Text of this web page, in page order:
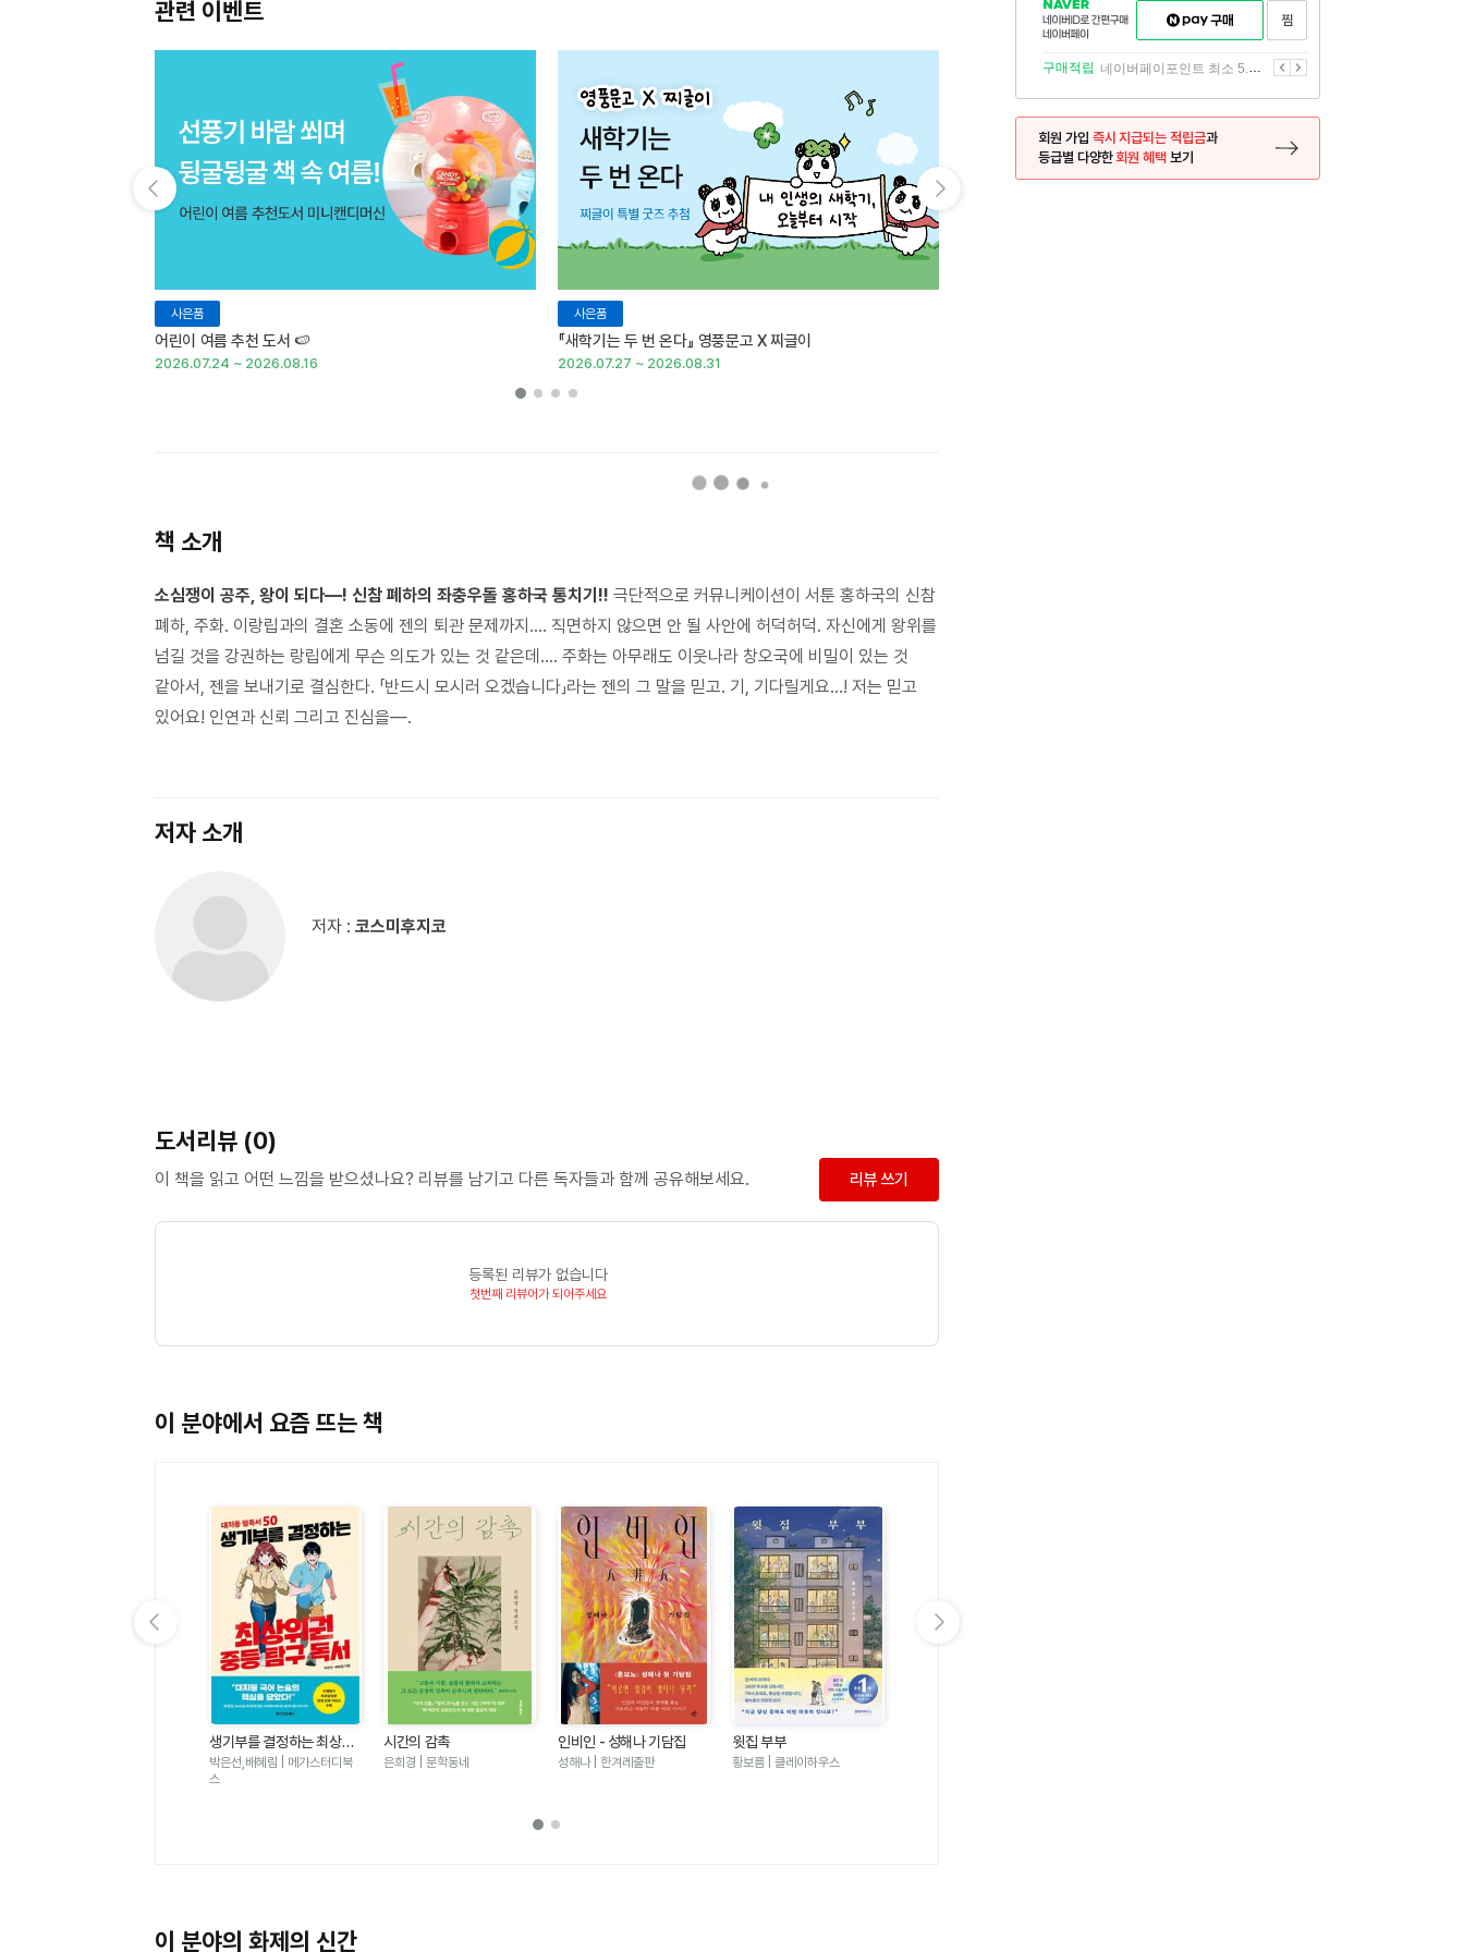
관련 이벤트
사은품
어린이 여름 추천 도서 🍉
2026.07.24 ~ 2026.08.16
사은품
『새학기는 두 번 온다』 영풍문고 X 찌글이
2026.07.27 ~ 2026.08.31
책 소개
소심쟁이 공주, 왕이 되다―! 신참 폐하의 좌충우돌 홍하국 통치기!! 극단적으로 커뮤니케이션이 서툰 홍하국의 신참
폐하, 주화. 이랑립과의 결혼 소동에 젠의 퇴관 문제까지…. 직면하지 않으면 안 될 사안에 허덕허덕. 자신에게 왕위를
넘길 것을 강권하는 랑립에게 무슨 의도가 있는 것 같은데…. 주화는 아무래도 이웃나라 창오국에 비밀이 있는 것
같아서, 젠을 보내기로 결심한다. 「반드시 모시러 오겠습니다」라는 젠의 그 말을 믿고. 기, 기다릴게요…! 저는 믿고
있어요! 인연과 신뢰 그리고 진심을―.
저자 소개
저자 : 코스미후지코
도서리뷰 (0)
이 책을 읽고 어떤 느낌을 받으셨나요? 리뷰를 남기고 다른 독자들과 함께 공유해보세요. 리뷰 쓰기
등록된 리뷰가 없습니다
첫번째 리뷰어가 되어주세요
이 분야에서 요즘 뜨는 책
생기부를 결정하는 최상위
권 중등 탐구 독서 - 대치동
필독서 50
박은선,배혜림 | 메가스터디북
스
시간의 감촉
은희경 | 문학동네
인비인 - 성해나 기담집
성해나 | 한겨레출판
윗집 부부
황보름 | 클레이하우스
이 분야의 화제의 신간
NAVER
네이버
ID로
간편구매
네이버페이
구매하기
이전
구매적립 네이버페이포인트 최소 5.5% 적립 다음
회원 가입 즉시 지급되는 적립금과
등급별 다양한회원 혜택 보기